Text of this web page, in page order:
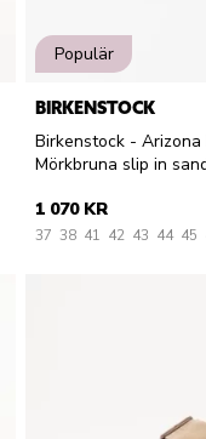
Populär
BIRKENSTOCK
Birkenstock -
Mörkbruna slip in
1 070 KR
37 38 41 42 43 44 45